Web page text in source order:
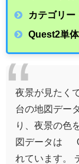
カテゴリー
Quest2単
夜景が見たく
台の地図デー
り、夜景の色
図データは ©
れています。